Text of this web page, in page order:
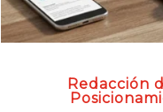
Redacción